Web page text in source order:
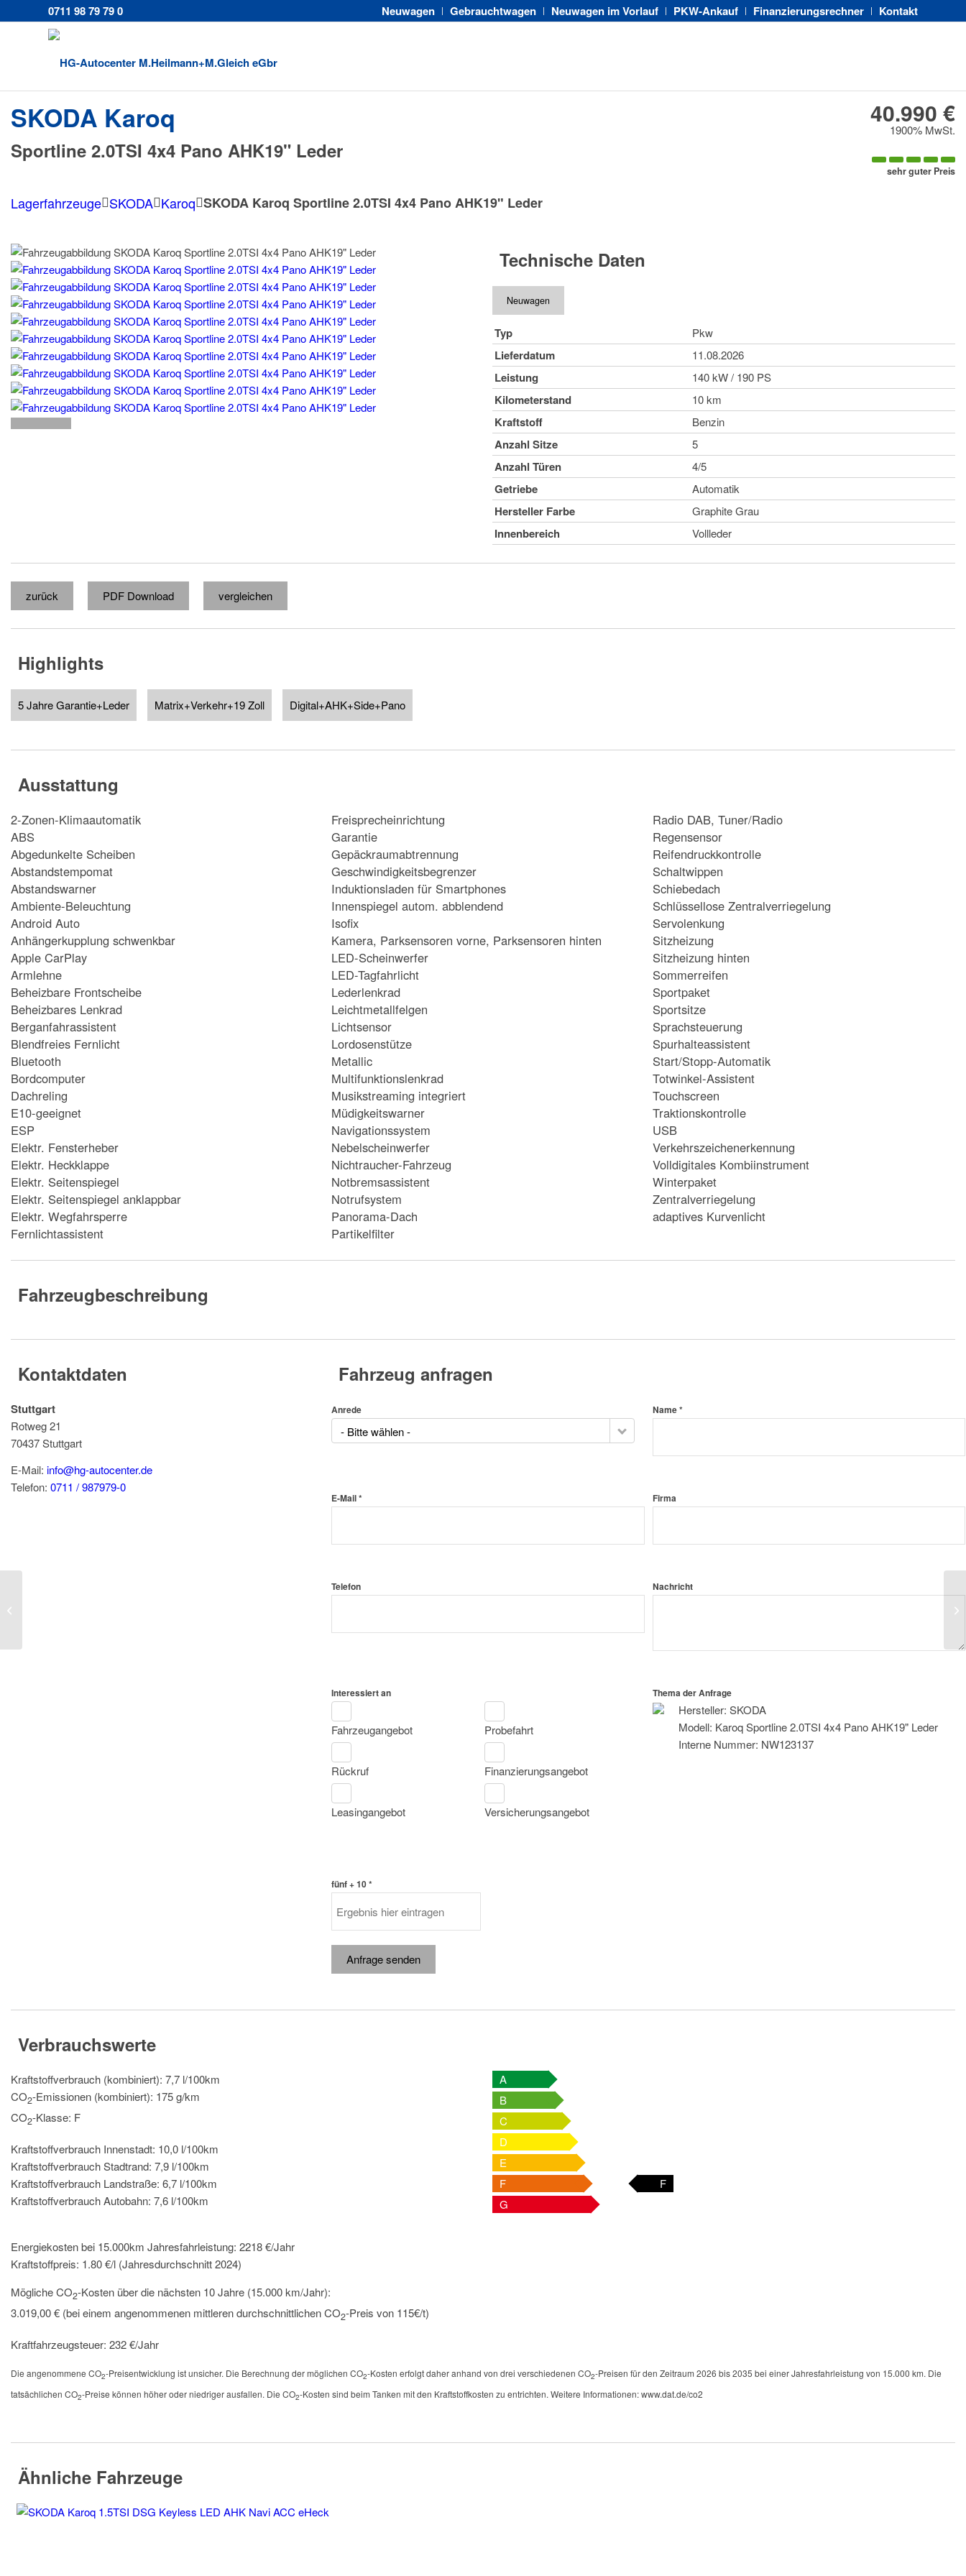
Neuwagen Gebrauchtwagen Neuwagen im Vorlauf PKW-Ankauf Finanzierungsrechner Kontakt
0711 98 79 79 0
SKODA Karoq
Sportline 2.0TSI 4x4 Pano AHK19" Leder
40.990 €
1900% MwSt.
sehr guter Preis
Lagerfahrzeuge SKODA Karoq SKODA Karoq Sportline 2.0TSI 4x4 Pano AHK19" Leder
Technische Daten
Neuwagen
Typ Pkw
Lieferdatum 11.08.2026
Leistung 140 kW / 190 PS
Kilometerstand 10 km
Kraftstoff Benzin
Anzahl Sitze 5
Anzahl Türen 4/5
Getriebe Automatik
Hersteller Farbe Graphite Grau
Innenbereich Vollleder
zurück PDF Download vergleichen
Highlights
5 Jahre Garantie+Leder Matrix+Verkehr+19 Zoll Digital+AHK+Side+Pano
Ausstattung
2-Zonen-Klimaautomatik
ABS
Abgedunkelte Scheiben
Abstandstempomat
Abstandswarner
Ambiente-Beleuchtung
Android Auto
Anhängerkupplung schwenkbar
Apple CarPlay
Armlehne
Beheizbare Frontscheibe
Beheizbares Lenkrad
Berganfahrassistent
Blendfreies Fernlicht
Bluetooth
Bordcomputer
Dachreling
E10-geeignet
ESP
Elektr. Fensterheber
Elektr. Heckklappe
Elektr. Seitenspiegel
Elektr. Seitenspiegel anklappbar
Elektr. Wegfahrsperre
Fernlichtassistent
Freisprecheinrichtung
Garantie
Gepäckraumabtrennung
Geschwindigkeitsbegrenzer
Induktionsladen für Smartphones
Innenspiegel autom. abblendend
Isofix
Kamera, Parksensoren vorne, Parksensoren hinten
LED-Scheinwerfer
LED-Tagfahrlicht
Lederlenkrad
Leichtmetallfelgen
Lichtsensor
Lordosenstütze
Metallic
Multifunktionslenkrad
Musikstreaming integriert
Müdigkeitswarner
Navigationssystem
Nebelscheinwerfer
Nichtraucher-Fahrzeug
Notbremsassistent
Notrufsystem
Panorama-Dach
Partikelfilter
Radio DAB, Tuner/Radio
Regensensor
Reifendruckkontrolle
Schaltwippen
Schiebedach
Schlüssellose Zentralverriegelung
Servolenkung
Sitzheizung
Sitzheizung hinten
Sommerreifen
Sportpaket
Sportsitze
Sprachsteuerung
Spurhalteassistent
Start/Stopp-Automatik
Totwinkel-Assistent
Touchscreen
Traktionskontrolle
USB
Verkehrszeichenerkennung
Volldigitales Kombiinstrument
Winterpaket
Zentralverriegelung
adaptives Kurvenlicht
Fahrzeugbeschreibung
Kontaktdaten
Stuttgart
Rotweg 21
70437Stuttgart
E-Mail: info@hg-autocenter.de
Telefon: 0711 / 987979-0
Fahrzeug anfragen
Anrede
- Bitte wählen -
Name *
E-Mail * Firma
Telefon Nachricht
Interessiert an
Fahrzeugangebot Probefahrt
Rückruf Finanzierungsangebot
Leasingangebot Versicherungsangebot
Thema der Anfrage
Hersteller: SKODA
Modell: Karoq Sportline 2.0TSI 4x4 Pano AHK19" Leder
Interne Nummer: NW123137
fünf + 10 *
Anfrage senden
Verbrauchswerte
Kraftstoffverbrauch (kombiniert): 7,7 l/100km
CO2-Emissionen (kombiniert): 175 g/km
CO2-Klasse: F
Kraftstoffverbrauch Innenstadt: 10,0 l/100km
Kraftstoffverbrauch Stadtrand: 7,9 l/100km
Kraftstoffverbrauch Landstraße: 6,7 l/100km
Kraftstoffverbrauch Autobahn: 7,6 l/100km
A
B
C
D
E
F
F
G
Energiekosten bei 15.000km Jahresfahrleistung: 2218 €/Jahr
Kraftstoffpreis: 1.80 €/l (Jahresdurchschnitt 2024)
Mögliche CO2-Kosten über die nächsten 10 Jahre (15.000 km/Jahr):
3.019,00 € (bei einem angenommenen mittleren durchschnittlichen CO2-Preis von 115€/t)
Kraftfahrzeugsteuer: 232 €/Jahr
Die angenommene CO2-Preisentwicklung ist unsicher. Die Berechnung der möglichen CO2-Kosten erfolgt daher anhand von drei verschiedenen CO2-Preisen für den Zeitraum 2026 bis 2035 bei einer Jahresfahrleistung von 15.000 km. Die
tatsächlichen CO2-Preise können höher oder niedriger ausfallen. Die CO2-Kosten sind beim Tanken mit den Kraftstoffkosten zu entrichten. Weitere Informationen: www.dat.de/co2
Ähnliche Fahrzeuge